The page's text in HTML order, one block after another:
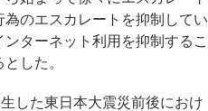
のエスカレートを抑制してい
ターネット利用を抑制するこ
した。
した東日本大震災前後におけ